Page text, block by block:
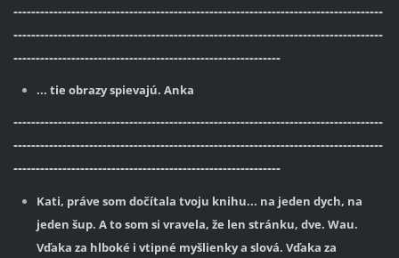
-----------------------------------------------------------------------------------
-----------------------------------------------------------------------------------
------------------------------------------------------------
... tie obrazy spievajú. Anka
-----------------------------------------------------------------------------------
-----------------------------------------------------------------------------------
------------------------------------------------------------
Kati, práve som dočítala tvoju knihu... na jeden dych, na
jeden šup. A to som si vravela, že len stránku, dve. Wau.
Vďaka za hlboké i vtipné myšlienky a slová. Vďaka za